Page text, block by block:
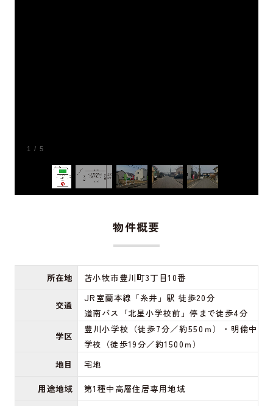
1 / 5
物件概要
所在地 苫小牧市豊川町3丁目10番
交通
JR室蘭本線「糸井」駅 徒歩20分
道南バス「北星小学校前」停まで徒歩4分
学区
豊川小学校（徒歩7分／約550ｍ）・明倫中
学校（徒歩19分／約1500ｍ）
地目
宅地
用途地域
第1種中高層住居専用地域